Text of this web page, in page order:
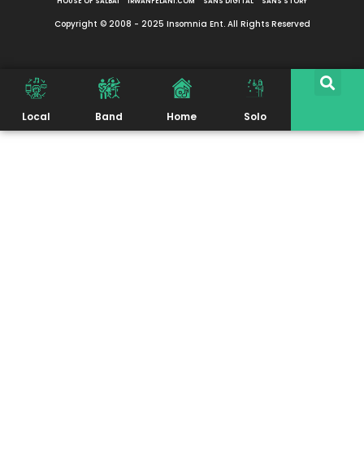
Copyright © 2008 - 2025 Insomnia Ent. All Rights Reserved
Local Band Home Solo